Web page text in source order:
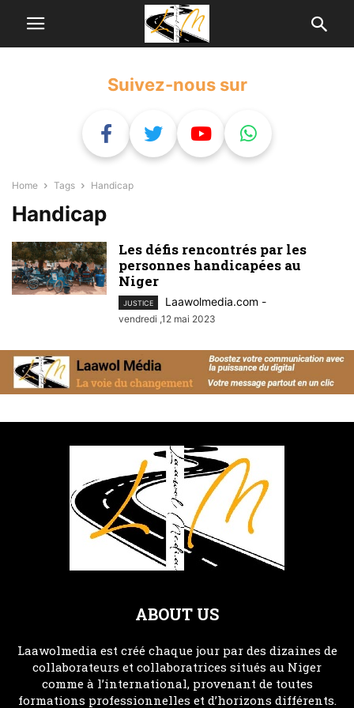
Suivez-nous sur
Home Tags Handicap
Handicap
Les défis rencontrés par les
personnes handicapées au
Niger
JUSTICE Laawolmedia.com -
vendredi ,12 mai 2023
ABOUT US
Laawolmedia est créé chaque jour par des dizaines de
collaborateurs et collaboratrices situés au Niger
comme à l’international, provenant de toutes
formations professionnelles et d’horizons différents.